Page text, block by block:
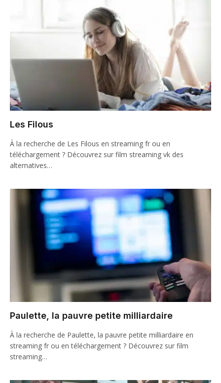
Les Filous
À la recherche de Les Filous en streaming fr ou en
téléchargement ? Découvrez sur film streaming vk des
alternatives…
Paulette, la pauvre petite milliardaire
À la recherche de Paulette, la pauvre petite milliardaire en
streaming fr ou en téléchargement ? Découvrez sur film
streaming…